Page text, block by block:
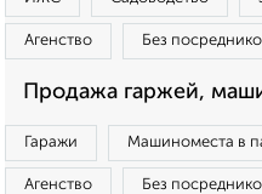
Агенство Без
Продажа гаржей,
Гаражи Машиноместа в
Агенство Без